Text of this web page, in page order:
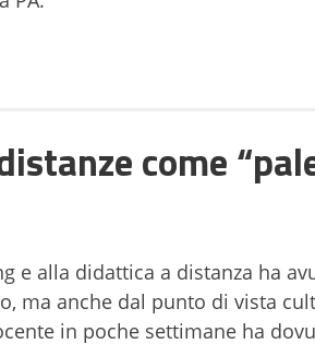
come
e alla didattica a distanza ha
ma anche dal punto di vista
in poche settimane ha